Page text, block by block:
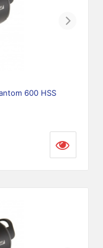
Next
600 HSS